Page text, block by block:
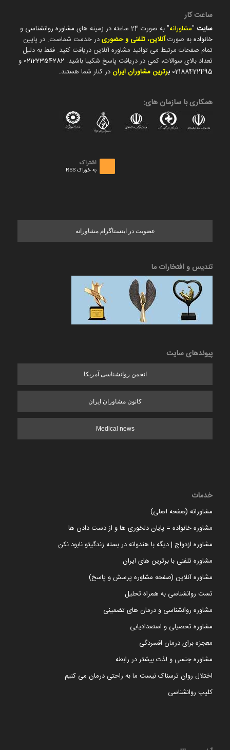
ساعت کار
سایت"مشاورانه" به صورت 24 ساعته در زمینه های مشاوره روانشناسی و
خانوادهبه صورتآنلاین، تلفنی و حضوریدر خدمت شماست. در پایین
تمام صفحات مرتبط می توانید مشاوره آنلاین دریافت کنید. فقط به دلیل
تعداد بالای سوالات، کمی در دریافت پاسخ شکیبا باشید. 02122354282 و
02188422495 برترین مشاوران ایراندر کنار شما هستند.
همکاری با سازمان های:
اشتراک
به خوراک RSS
عضویت در اینستاگرام مشاورانه
تندیس و افتخارات ما
پیوندهای سایت
انجمن روانشناسی آمریکا
کانون مشاوران ایران
Medical news
خدمات
مشاورانه (صفحه اصلی)
مشاوره خانواده = پایان دلخوری ها و از دست دادن ها
مشاوره ازدواج | دیگه با هندوانه در بسته زندگیتو نابود نکن
مشاوره تلفنی با برترین های ایران
مشاوره آنلاین (صفحه مشاوره پرسش و پاسخ)
تست روانشناسی به همراه تحلیل
مشاوره روانشناسی و درمان های تضمینی
مشاوره تحصیلی و استعدادیابی
معجزه برای درمان افسردگی
مشاوره جنسی و لذت بیشتر در رابطه
اختلال روان ترسناک نیست ما به راحتی درمان می کنیم
کلیپ روانشناسی